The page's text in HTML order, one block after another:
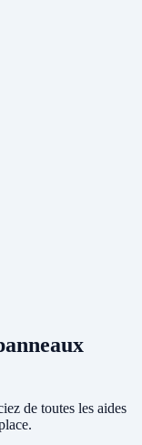
de toutes les aides